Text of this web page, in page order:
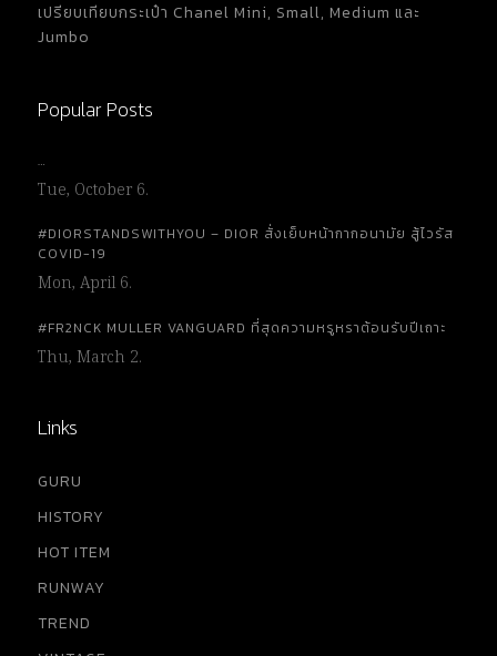
เปรียบเทียบกระเป๋า Chanel Mini, Small, Medium และ
Jumbo
Popular Posts
…
Tue, October 6.
#DIORSTANDSWITHYOU – DIOR สั่งเย็บหน้ากากอนามัย สู้ไวรัส
COVID-19
Mon, April 6.
#FR2NCK MULLER VANGUARD ที่สุดความหรูหราต้อนรับปีเถาะ
Thu, March 2.
Links
GURU
HISTORY
HOT ITEM
RUNWAY
TREND